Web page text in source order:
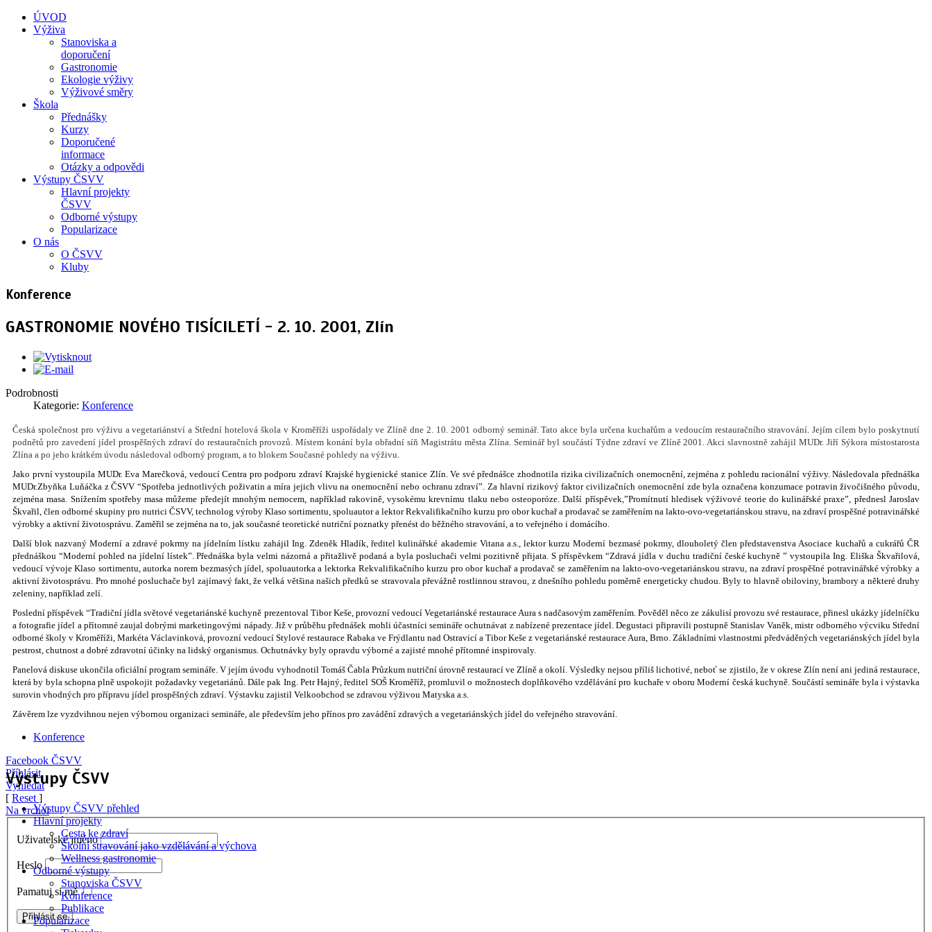
ÚVOD
Výživa
Stanoviska a
doporučení
Gastronomie
Ekologie výživy
Výživové směry
Škola
Přednášky
Kurzy
Doporučené
informace
Otázky a odpovědi
Výstupy ČSVV
Hlavní projekty
ČSVV
Odborné výstupy
Popularizace
O nás
O ČSVV
Kluby
Konference
GASTRONOMIE NOVÉHO TISÍCILETÍ - 2. 10. 2001, Zlín
Podrobnosti
Kategorie: Konference
Česká společnost pro výživu a vegetariánství a Střední hotelová škola v Kroměříži uspořádaly ve Zlíně dne 2. 10. 2001 odborný seminář. Tato akce byla určena kuchařům a vedoucím restauračního stravování. Jejím cílem bylo poskytnutí
podnětů pro zavedení jídel prospěšných zdraví do restauračních provozů. Místem konání byla obřadní síň Magistrátu města Zlína. Seminář byl součástí Týdne zdraví ve Zlíně 2001. Akci slavnostně zahájil MUDr. Jiří Sýkora místostarosta
Zlína a po jeho krátkém úvodu následoval odborný program, a to blokem Současné pohledy na výživu.
Jako první vystoupila MUDr. Eva Marečková, vedoucí Centra pro podporu zdraví Krajské hygienické stanice Zlín. Ve své přednášce zhodnotila rizika civilizačních onemocnění, zejména z pohledu racionální výživy. Následovala přednáška
MUDr.Zbyňka Luňáčka z ČSVV “Spotřeba jednotlivých poživatin a míra jejich vlivu na onemocnění nebo ochranu zdraví”. Za hlavní rizikový faktor civilizačních onemocnění zde byla označena konzumace potravin živočišného původu,
zejména masa. Snížením spotřeby masa můžeme předejít mnohým nemocem, například rakovině, vysokému krevnímu tlaku nebo osteoporóze. Další příspěvek,”Promítnutí hledisek výživové teorie do kulinářské praxe”, přednesl Jaroslav
Škvařil, člen odborné skupiny pro nutrici ČSVV, technolog výroby Klaso sortimentu, spoluautor a lektor Rekvalifikačního kurzu pro obor kuchař a prodavač se zaměřením na lakto-ovo-vegetariánskou stravu, na zdraví prospěšné potravinářské
výrobky a aktivní životosprávu. Zaměřil se zejména na to, jak současné teoretické nutriční poznatky přenést do běžného stravování, a to veřejného i domácího.
Další blok nazvaný Moderní a zdravé pokrmy na jídelním lístku zahájil Ing. Zdeněk Hladík, ředitel kulinářské akademie Vitana a.s., lektor kurzu Moderní bezmasé pokrmy, dlouholetý člen představenstva Asociace kuchařů a cukrářů ČR
přednáškou “Moderní pohled na jídelní lístek”. Přednáška byla velmi názorná a přitažlivě podaná a byla posluchači velmi pozitivně přijata. S příspěvkem “Zdravá jídla v duchu tradiční české kuchyně ” vystoupila Ing. Eliška Škvařilová,
vedoucí vývoje Klaso sortimentu, autorka norem bezmasých jídel, spoluautorka a lektorka Rekvalifikačního kurzu pro obor kuchař a prodavač se zaměřením na lakto-ovo-vegetariánskou stravu, na zdraví prospěšné potravinářské výrobky a
aktivní životosprávu. Pro mnohé posluchače byl zajímavý fakt, že velká většina našich předků se stravovala převážně rostlinnou stravou, z dnešního pohledu poměrně energeticky chudou. Byly to hlavně obiloviny, brambory a některé druhy
zeleniny, například zelí.
Poslední příspěvek “Tradiční jídla světové vegetariánské kuchyně prezentoval Tibor Keše, provozní vedoucí Vegetariánské restaurace Aura s nadčasovým zaměřením. Pověděl něco ze zákulisí provozu své restaurace, přinesl ukázky jídelníčku
a fotografie jídel a přítomné zaujal dobrými marketingovými nápady. Již v průběhu přednášek mohli účastníci semináře ochutnávat z nabízené prezentace jídel. Degustaci připravili postupně Stanislav Vaněk, mistr odborného výcviku Střední
odborné školy v Kroměříži, Markéta Václavinková, provozní vedoucí Stylové restaurace Rabaka ve Frýdlantu nad Ostravicí a Tibor Keše z vegetariánské restaurace Aura, Brno. Základními vlastnostmi předváděných vegetariánských jídel byla
pestrost, chutnost a dobré zdravotní účinky na lidský organismus. Ochutnávky byly opravdu výborné a zajisté mnohé přítomné inspirovaly.
Panelová diskuse ukončila oficiální program semináře. V jejím úvodu vyhodnotil Tomáš Čabla Průzkum nutriční úrovně restaurací ve Zlíně a okolí. Výsledky nejsou příliš lichotivé, neboť se zjistilo, že v okrese Zlín není ani jediná restaurace,
která by byla schopna plně uspokojit požadavky vegetariánů. Dále pak Ing. Petr Hajný, ředitel SOŠ Kroměříž, promluvil o možnostech doplňkového vzdělávání pro kuchaře v oboru Moderní česká kuchyně. Součástí semináře byla i výstavka
surovin vhodných pro přípravu jídel prospěšných zdraví. Výstavku zajistil Velkoobchod se zdravou výživou Matyska a.s.
Závěrem lze vyzdvihnou nejen výbornou organizaci semináře, ale především jeho přínos pro zavádění zdravých a vegetariánských jídel do veřejného stravování.
Konference
Výstupy ČSVV
Výstupy ČSVV přehled
Hlavní projekty
Cesta ke zdraví
Školní stravování jako vzdělávání a výchova
Wellness gastronomie
Odborné výstupy
Stanoviska ČSVV
Konference
Publikace
Popularizace
Facebook ČSVV
Příhlásit
Vyhledat
[ Reset ]
Na vrchol
Uživatelské jméno
Heslo
Pamatuj si mě